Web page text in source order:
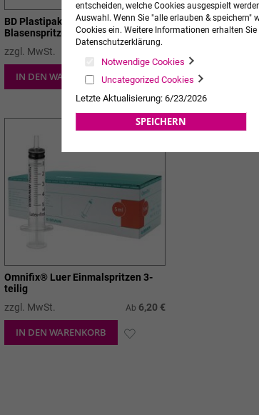
BD Plastipak™ Wund- und
Blasenspritze
zzgl. MwSt.
IN DEN WARENKORB ZUR
WUNSCHLISTE
HINZUFÜGEN
medimex
IN DEN
Omnifix® Luer Einmalspritzen 3-
teilig
zzgl. MwSt.
Ab 6,20 €
IN DEN WARENKORB
entscheiden, welche Cookies ausgespielt
Auswahl. Wenn Sie "alle erlauben & speichern"
Cookies ein. Weitere Informationen erhalten
Datenschutzerklärung.
Notwendige Cookies
Uncategorized Cookies
Letzte Aktualisierung: 6/23/2026
SPEICHERN